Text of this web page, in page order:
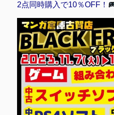
2点同時購入で10％OFF！